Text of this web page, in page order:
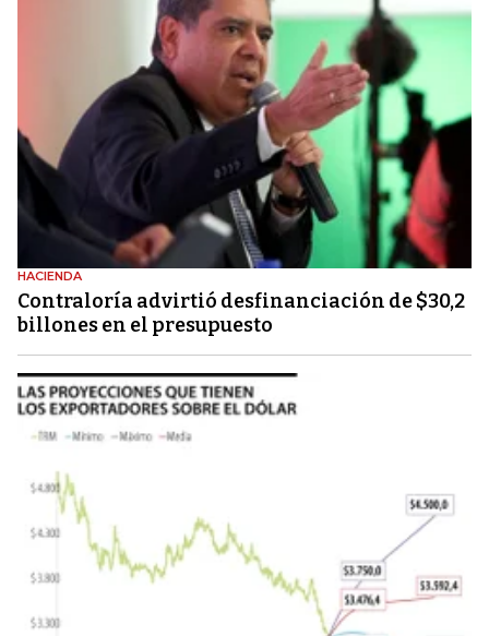
HACIENDA
Contraloría advirtió desfinanciación de $30,2
billones en el presupuesto